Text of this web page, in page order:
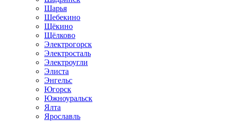
Шарья
Шебекино
Щёкино
Щёлково
Электрогорск
Электросталь
Электроугли
Элиста
Энгельс
Югорск
Южноуральск
Ялта
Ярославль